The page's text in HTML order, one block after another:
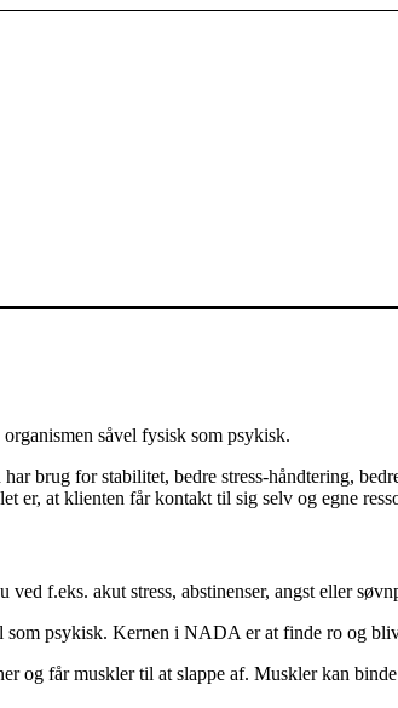
såvel fysisk som psykisk.
brug for stabilitet, bedre stress-håndtering,
er, at klienten får kontakt til sig selv og egne
f.eks. akut stress, abstinenser, angst eller
som psykisk. Kernen i NADA er at finde ro og
og får muskler til at slappe af. Muskler kan